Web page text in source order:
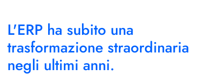
L'ERP ha subito una
trasformazione straordinaria
negli ultimi anni.